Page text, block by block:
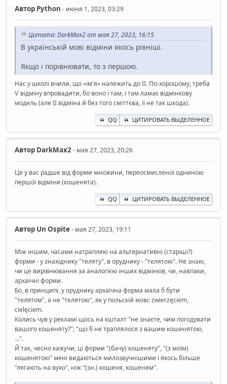
Автор Python - июня 1, 2023, 03:29
Цитата: DarkMax2 от мая 27, 2023, 16:15
В українській мові відміни якось рівніші.
Якщо і порівнювати, то з першою.
Нас у школі вчили, що «ім'я» належить до ІІ. По-хорошому, треба
Ѵ відміну впровадити, бо воно і там, і там ламає відмінкову
модель (але ІІ відміна й без того сміттєва, її не так шкода).
QQ ЦИТИРОВАТЬ ВЫДЕЛЕННОЕ
Автор DarkMax2- мая 27, 2023, 20:26
Це у вас радше від форми множини, переосмисленої одниною
першої відміни (кошенята).
QQ ЦИТИРОВАТЬ ВЫДЕЛЕННОЕ
Автор Un Ospite- мая 27, 2023, 19:11
Між іншим, часами натрапляю на альтернативні (старіші?)
форми - у знахіднику "теляту", в оруднику - "телятою". Не знаю,
чи це вирівнювання за аналогією інших відмінків, чи, навпаки,
архаїчні форми.
Бо, в принципі, у оруднику архаїчна форма мала б бути
"телятом", а не "телятою", як у польскій мові: zwierzęciem,
cielęciem.
Колись чув у рекламі щось на кшталт "не знаєте, чим погодувати
вашого кошеняту?"; "що б не траплялося з вашим кошенятою,
...".
Й так, чесно кажучи, ці форми "(бачу) кошеняту", "(з моїм)
кошенятою" мені видаються милозвучнішими і якось більше
"лягають на вухо", ніж "(зн.) кошеня, кошеням".